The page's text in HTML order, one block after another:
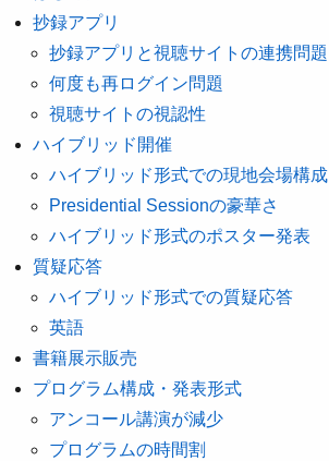
抄録アプリ
抄録アプリと視聴サイトの連携問題
何度も再ログイン問題
視聴サイトの視認性
ハイブリッド開催
ハイブリッド形式での現地会場構成
Presidential Sessionの豪華さ
ハイブリッド形式のポスター発表
質疑応答
ハイブリッド形式での質疑応答
英語
書籍展示販売
プログラム構成・発表形式
アンコール講演が減少
プログラムの時間割